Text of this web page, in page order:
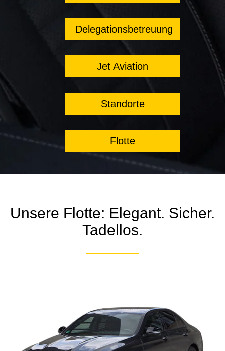
Delegationsbetreuung
Jet Aviation
Standorte
Flotte
Unsere Flotte: Elegant. Sicher.
Tadellos.